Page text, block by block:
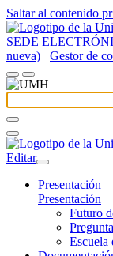
Saltar al contenido
SEDE
nueva)
Gestor de
Editar
Presentación
Presentación
Futuro
Escuela